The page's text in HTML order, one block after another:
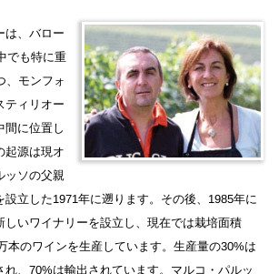
は、バロー
でも特に重
、モンフォ
ティリオー
間に位置し
起源は現オ
ッソの父親
立した1971年に遡ります。その後、1985年に
しいワイナリーを設立し、現在では栽培面積
本のワインを生産しています。生産量の30%は
れ、70%は輸出されています。マルコ・パルッ